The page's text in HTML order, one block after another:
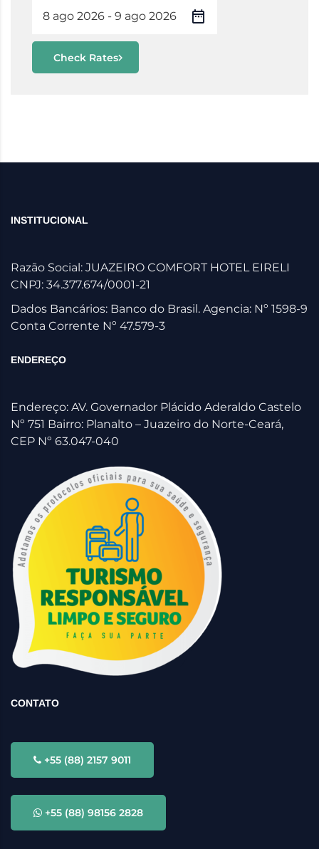
Check Rates
INSTITUCIONAL
Razão Social: JUAZEIRO COMFORT HOTEL EIRELI
CNPJ: 34.377.674/0001-21
Dados Bancários: Banco do Brasil. Agencia: Nº 1598-9
Conta Corrente Nº 47.579-3
ENDEREÇO
Endereço: AV. Governador Plácido Aderaldo Castelo
Nº 751 Bairro: Planalto – Juazeiro do Norte-Ceará,
CEP Nº 63.047-040
CONTATO
+55 (88) 2157 9011
+55 (88) 98156 2828